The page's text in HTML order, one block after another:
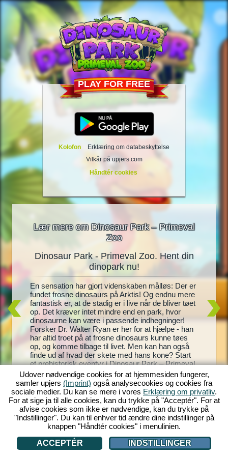
PLAY FOR FREE
Kolofon
Erklæring om databeskyttelse
Vilkår på upjers.com
Håndtér cookies
Lær mere om Dinosaur Park – Primeval
Zoo
til
og
Med
blive
Dinosaur Park - Primeval Zoo. Hent din
dinopark nu!
En sensation har gjort videnskaben målløs: Der er
fundet frosne dinosaurs på Arktis! Og endnu mere
fantastisk er, at de stadig er i live når de bliver tøet
op. Det kræver intet mindre end en park, hvor
dinosaurne kan være i passende indhegninger!
Forsker Dr. Walter Ryan er her for at hjælpe - han
har altid troet på at frosne dinosaurs kunne tøes
op, og komme tilbage til livet. Men kan han også
finde ud af hvad der skete med hans kone? Start
et prehistorisk eventyr i Dinosaur Park – Primeval
Zoo!
Park –
park,
andre!
helt
Udover nødvendige cookies for at hjemmesiden fungerer,
samler upjers (Imprint) også analysecookies og cookies fra
sociale medier. Du kan se mere i vores Erklæring om privatliv.
For at sige ja til alle cookies, kan du trykke på "Acceptér". For at
afvise cookies som ikke er nødvendige, kan du trykke på
"Indstillinger". Du kan til enhver tid ændre dine indstillinger på
knappen "Håndtér cookies" i menulinien.
ACCEPTÉR
INDSTILLINGER